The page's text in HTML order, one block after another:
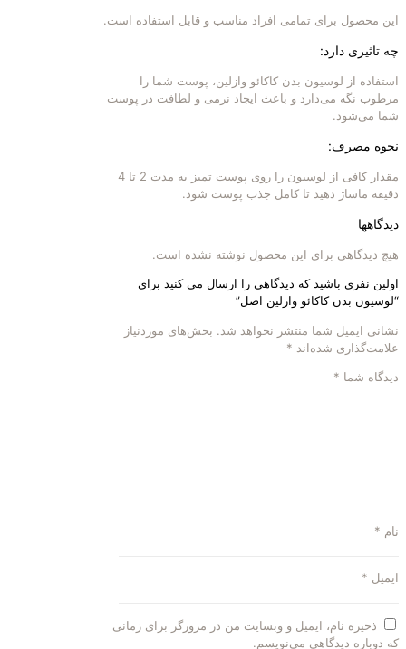
این محصول برای تمامی افراد مناسب و قابل استفاده است.
چه تاثیری دارد:
استفاده از لوسیون بدن کاکائو وازلین، پوست شما را
مرطوب نگه می‌دارد و باعث ایجاد نرمی و لطافت در پوست
شما می‌شود.
نحوه مصرف:
مقدار کافی از لوسیون را روی پوست تمیز به مدت 2 تا 4
دقیقه ماساژ دهید تا کامل جذب پوست شود.
دیدگاهها
هیچ دیدگاهی برای این محصول نوشته نشده است.
اولین نفری باشید که دیدگاهی را ارسال می کنید برای
“لوسیون بدن کاکائو وازلین اصل”
نشانی ایمیل شما منتشر نخواهد شد. بخش‌های موردنیاز
علامت‌گذاری شده‌اند *
دیدگاه شما *
نام *
ایمیل *
ذخیره نام، ایمیل و وبسایت من در مرورگر برای زمانی
که دوباره دیدگاهی می‌نویسم.